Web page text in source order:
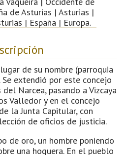
de Asturias | Asturias |
| España | Europa.
de su nombre (parroquia
extendió por este concejo
Narcea, pasando a Vizcaya
Valledor y en el concejo
la Junta Capitular, con
de oficios de justicia.
de oro, un hombre poniendo
una hoguera. En el pueblo